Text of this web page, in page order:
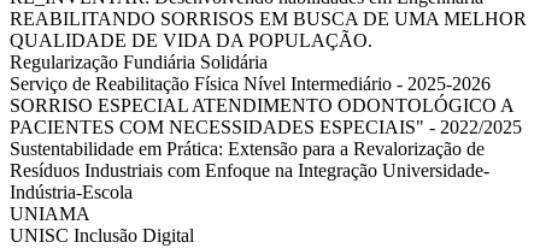
REABILITANDO SORRISOS EM BUSCA DE UMA MELHOR
QUALIDADE DE VIDA DA POPULAÇÃO.
Regularização Fundiária Solidária
Serviço de Reabilitação Física Nível Intermediário - 2025-2026
SORRISO ESPECIAL ATENDIMENTO ODONTOLÓGICO A
PACIENTES COM NECESSIDADES ESPECIAIS" - 2022/2025
Sustentabilidade em Prática: Extensão para a Revalorização de
Resíduos Industriais com Enfoque na Integração Universidade-
Indústria-Escola
UNIAMA
UNISC Inclusão Digital